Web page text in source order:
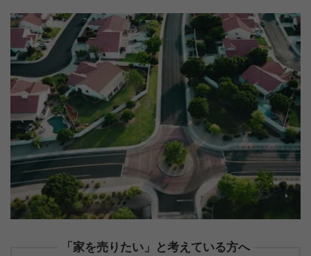
「家を売りたい」と考えている方へ